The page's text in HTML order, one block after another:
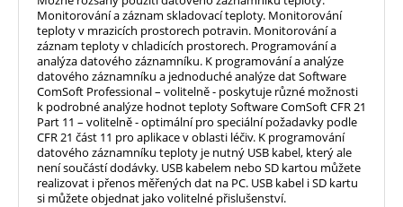
Monitorování a záznam skladovací teploty. Monitorování
teploty v mrazicích prostorech potravin. Monitorování a
záznam teploty v chladicích prostorech. Programování a
analýza datového záznamníku. K programování a analýze
datového záznamníku a jednoduché analýze dat Software
ComSoft Professional – volitelně - poskytuje různé možnosti
k podrobné analýze hodnot teploty Software ComSoft CFR 21
Part 11 – volitelně - optimální pro speciální požadavky podle
CFR 21 část 11 pro aplikace v oblasti léčiv. K programování
datového záznamníku teploty je nutný USB kabel, který ale
není součástí dodávky. USB kabelem nebo SD kartou můžete
realizovat i přenos měřených dat na PC. USB kabel i SD kartu
si můžete objednat jako volitelné přislušenství.